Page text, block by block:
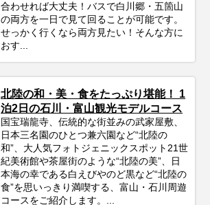
合わせれば大丈夫！バスで白川郷・五箇山
の両方を一日で見て回ることが可能です。
せっかく行くなら両方見たい！そんな方に
おす...
北陸の和・美・食をたっぷり堪能！ 1
泊2日の石川・富山観光モデルコース
国宝瑞龍寺、伝統的な街並みの武家屋敷、
日本三名園のひとつ兼六園など“北陸の
和”、大人気フォトジェニックスポット21世
紀美術館や茶屋街のような“北陸の美”、日
本海の幸である白えびやのど黒など“北陸の
食”を思いっきり満喫する、富山・石川周遊
コースをご紹介します。...